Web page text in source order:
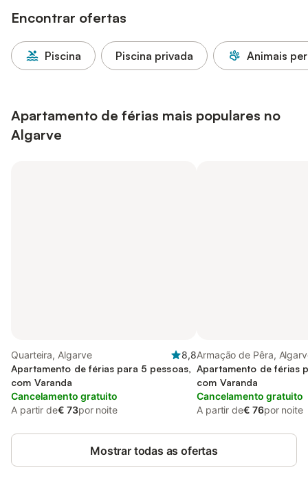
Encontrar ofertas
Piscina Piscina privada Animais
Apartamento de férias mais populares no
Algarve
Quarteira, Algarve
8,8
Apartamento de férias para 5 pessoas,
com Varanda
Cancelamento gratuito
A partir de€ 73por noite
Armação de Pêra,
Apartamento de férias
com Varanda
Cancelamento gratuito
A partir de€ 76por noite
Mostrar todas as ofertas